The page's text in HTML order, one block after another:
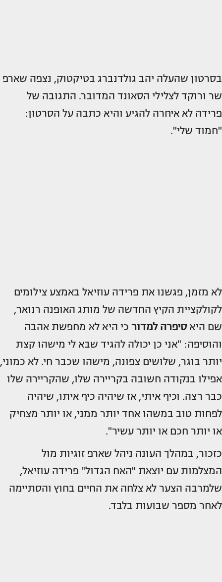
בסרטון שהעלה יהב גולדנברג בטיקטוק, נצפה שארפ
שר ורוקד לצלילי הסאונד המדובר. התגובה של
פרידה לא איחרה להגיע והיא כתבה על הסרטון:
"חמוד שלי".
לא מזמן, פגשנו את פרידה עוזיאל באמצע צילומים
לקולקציית הקיץ החדשה של מותג האופנה רנואר,
שם היאסיפרה למדור כי היא לא מחפשת אהבה
והוסיפה: "אני כן יכולה להגיד שבא לי מישהו קצת
יותר בוגר, שלושים צפונה, מישהו שכבר חי. לא כמוני,
אפילו בנקודה חשובה בקריירה שלו, שהקריירה שלו
כבר רצה. וכיף איתי, אז שיהיה כיף איתו, שיהיה
לפחות טוב במשהו אחד יותר ממני, או יותר מצחיק
או יותר חכם או יותר עשיר".
כזכור, במהלך העונה ניהל שארפ זוגיות מול
המצלמות עם יוצאת "האח הגדול" פרידה עוזיאל,
שלמרבה הצער לא צלחה את החיים בחוץ והסתיימה
לאחר מספר שבועות בלבד.